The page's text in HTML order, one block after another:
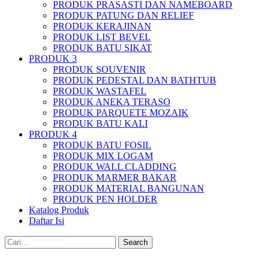
PRODUK PRASASTI DAN NAMEBOARD
PRODUK PATUNG DAN RELIEF
PRODUK KERAJINAN
PRODUK LIST BEVEL
PRODUK BATU SIKAT
PRODUK 3
PRODUK SOUVENIR
PRODUK PEDESTAL DAN BATHTUB
PRODUK WASTAFEL
PRODUK ANEKA TERASO
PRODUK PARQUETE MOZAIK
PRODUK BATU KALI
PRODUK 4
PRODUK BATU FOSIL
PRODUK MIX LOGAM
PRODUK WALL CLADDING
PRODUK MARMER BAKAR
PRODUK MATERIAL BANGUNAN
PRODUK PEN HOLDER
Katalog Produk
Daftar Isi
Search